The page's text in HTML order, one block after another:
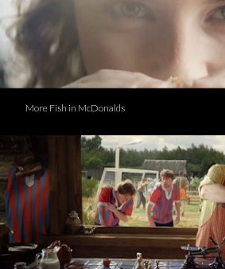
More Fish in McDonalds